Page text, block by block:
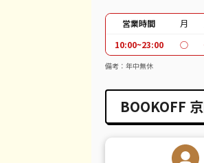
営業時間 月
10:00~23:00
○
備考：年中無休
BOOKOFF